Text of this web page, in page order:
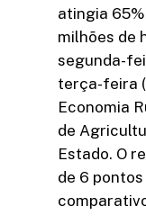
atingia
milhões de
segunda-
terça-feira
Economia
de
Estado. O
de 6